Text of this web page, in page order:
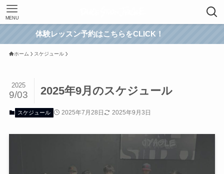
MENU
体験レッスン予約はこちらをCLICK！
ホーム スケジュール
2025年9月のスケジュール
2025
9/03
スケジュール 2025年7月28日 2025年9月3日